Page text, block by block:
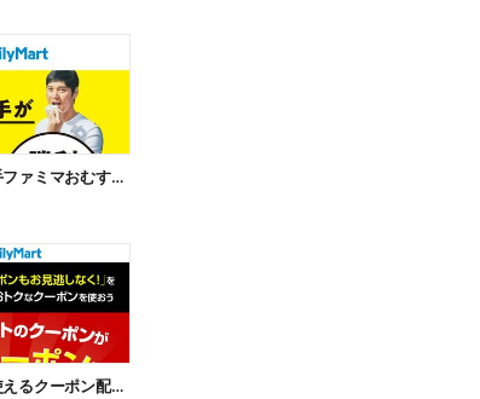
【おトク】大谷選手ファミマおむすび割
【おトク】お店で使えるクーポン配信中